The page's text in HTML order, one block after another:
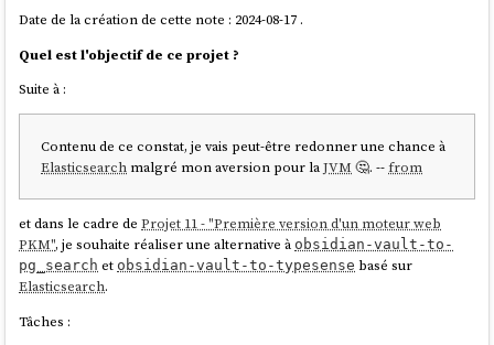
tring: {
queryString,
: ["content_html"],
					boost:
				}
			},
			{
				simple_query_s
tring: {
					query:
queryString.split(' ').map(word =>
undefined).join(' ').trim(),
Date de la création de cette note : 2024-08-17 .
Quel est l'objectif de ce projet ?
Suite à :
Contenu de ce constat, je vais peut-être redonner une chance à
Elasticsearch malgré mon aversion pour laJVM 🤔. --from
et dans le cadre deProjet 11 - "Première version d'un moteur web
PKM", je souhaite réaliser une alternative à obsidian-vault-to-
pg_search et obsidian-vault-to-typesense basé sur
Elasticsearch.
Tâches :